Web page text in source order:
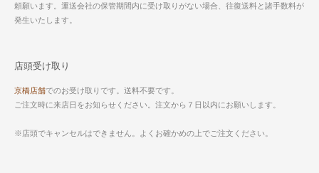
頼願います。運送会社の保管期間内に受け取りがない場合、往復送料と諸手数料が
発生いたします。
店頭受け取り
京橋店舗でのお受け取りです。送料不要です。
ご注文時に来店日をお知らせください。注文から７日以内にお願いします。
※店頭でキャンセルはできません。よくお確かめの上でご注文ください。